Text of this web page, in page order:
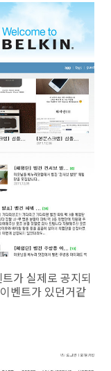
가 실제로 공지되
벤트가 있던거같